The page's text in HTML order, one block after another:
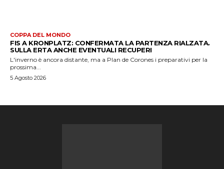
COPPA DEL MONDO
FIS A KRONPLATZ: CONFERMATA LA PARTENZA RIALZATA.
SULLA ERTA ANCHE EVENTUALI RECUPERI
L'inverno è ancora distante, ma a Plan de Corones i preparativi per la
prossima...
5 Agosto 2026